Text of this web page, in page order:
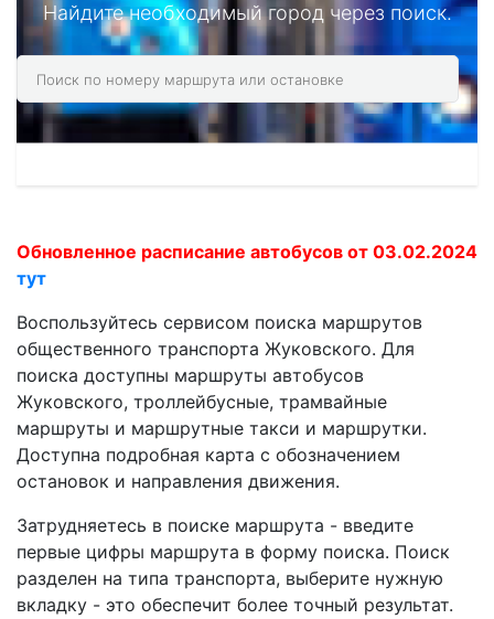
Найдите необходимый город через поиск.
Обновленное расписание автобусов от 03.02.2024
тут
Воспользуйтесь сервисом поиска маршрутов
общественного транспорта Жуковского. Для
поиска доступны маршруты автобусов
Жуковского, троллейбусные, трамвайные
маршруты и маршрутные такси и маршрутки.
Доступна подробная карта с обозначением
остановок и направления движения.
Затрудняетесь в поиске маршрута - введите
первые цифры маршрута в форму поиска. Поиск
разделен на типа транспорта, выберите нужную
вкладку - это обеспечит более точный результат.